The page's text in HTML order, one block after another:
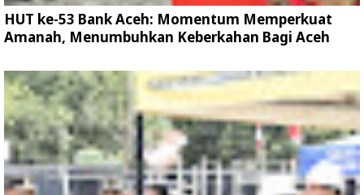
HUT ke-53 Bank Aceh: Momentum Memperkuat
Amanah, Menumbuhkan Keberkahan Bagi Aceh